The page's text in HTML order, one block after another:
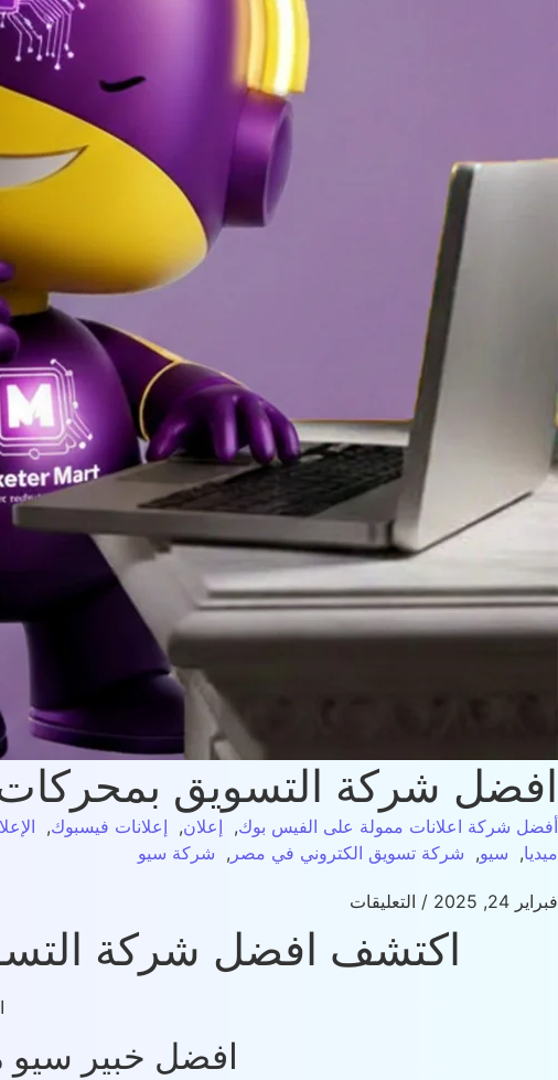
افضل شركة التسويق
أفضل شركة اعلانات ممولة على الفيس بوك, إعلان, إعلانات فيسبوك,
ميديا, سيو, شركة تسويق الكتروني في مصر , شركة سيو
فبراير 24, 2025 / التعليقات
اكتشف افضل شركة
افضل خبير